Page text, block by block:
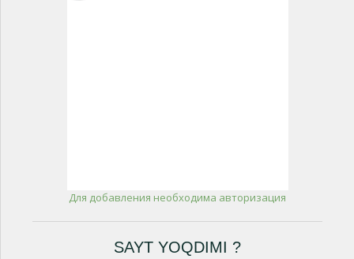
Для добавления необходима авторизация
SAYT YOQDIMI ?